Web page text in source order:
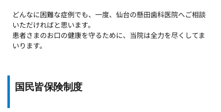
どんなに困難な症例でも、一度、仙台の懸田歯科医院へご相談
いただければと思います。
患者さまのお口の健康を守るために、当院は全力を尽くしてま
いります。
国民皆保険制度